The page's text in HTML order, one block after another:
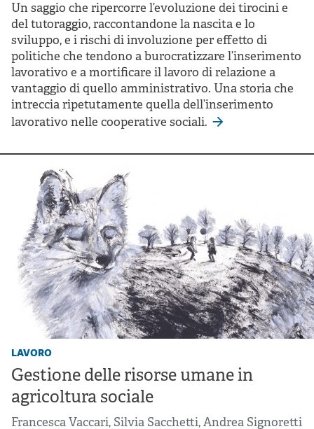
Un saggio che ripercorre l’evoluzione dei tirocini e
del tutoraggio, raccontandone la nascita e lo
sviluppo, e i rischi di involuzione per effetto di
politiche che tendono a burocratizzare l’inserimento
lavorativo e a mortificare il lavoro di relazione a
vantaggio di quello amministrativo. Una storia che
intreccia ripetutamente quella dell’inserimento
lavorativo nelle cooperative sociali.
lavoro
Gestione delle risorse umane in
agricoltura sociale
Francesca Vaccari, Silvia Sacchetti,Andrea Signoretti